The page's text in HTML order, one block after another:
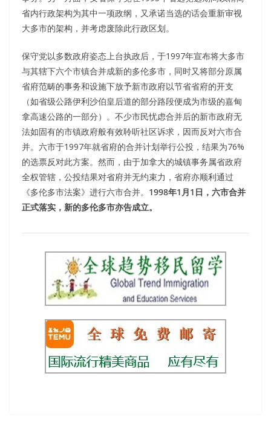
省内行政架构为其中一项政纲，又承诺当选的话会重新审视
大多市的架构，并考虑废除此行政区划。
保守党以多数政府姿态上台执政后，于1997年宣布将大多市
与其辖下六个市镇合并成新的多伦多市，同时又将部分原属
省府范畴的事务和设施下放予新市政府以节省省府的开支
（如省级公路伊利沙伯皇后道的部分路段便成为市级的嘉甸
拿高速公路的一部分）。不少市民忧虑合并后的新市政府无
法如固有的市镇政府般有效聆听社区诉求，因而反对六市合
并。六市于1997年就省府的合并计划举行公投，结果为76%
的选票反对此方案。然而，由于加拿大的城镇事务属省政府
全权管辖，公投结果对省府并无约束力，省府亦顺利通过
《多伦多市法案》进行六市合并。 1998年1月1日，六市合并
正式落实，新的多伦多市亦告成立。